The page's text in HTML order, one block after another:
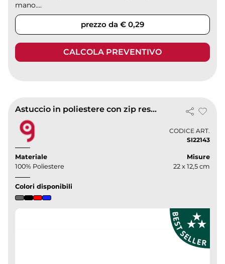
mano....
prezzo da € 0,29
CALCOLA PREVENTIVO
Astuccio in poliestere con zip resistente
CODICE ART.
SI22143
Materiale
100% Poliestere
Misure
22 x 12,5 cm
Colori disponibili